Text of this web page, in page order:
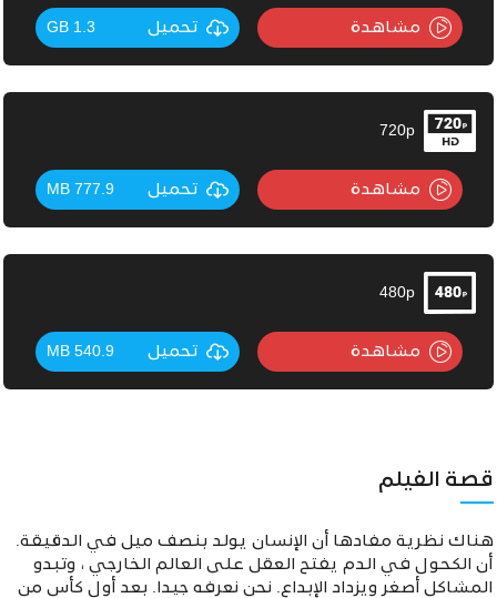
مشاهدة تحميل 1.3 GB
720p
مشاهدة تحميل 777.9 MB
480p
مشاهدة تحميل 540.9 MB
قصة الفيلم
هناك نظرية مفادها أن الإنسان يولد بنصف ميل في الدقيقة.
أن الكحول في الدم يفتح العقل على العالم الخارجي ، وتبدو
المشاكل أصغر ويزداد الإبداع. نحن نعرفه جيدا. بعد أول كأس من